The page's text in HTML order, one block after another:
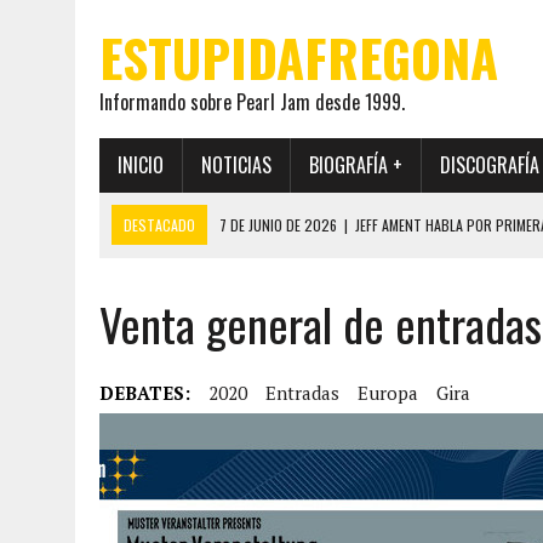
ESTUPIDAFREGONA
Informando sobre Pearl Jam desde 1999.
INICIO NOTICIAS BIOGRAFÍA +
DESTACADO 7 DE JUNIO DE 2026 | JEFF AMENT HABLA POR
19 DE MAYO DE 2026
EL ENCUENTRO ENTRE NEIL YOUNG Y PEARL
12 DE MAYO DE 2026 | PEARL JAM REAPARECEN EN OHANA 2026 EN
28 DE JULIO DE 2026
JEFF AMENT PUBLICA SINCE FOREVER, UN
Venta general de
DEBATES: 2020 Entradas Europa Gira